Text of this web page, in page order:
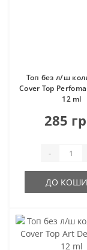
Топ без л/ш
Cover Top
12 ml
285
-
ДО